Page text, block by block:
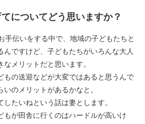
についてどう思いますか？
伝いをする中で、地域の子どもたちと
んですけど、子どもたちがいろんな大人
メリットだと思います。
もの送迎などが大変ではあると思うんで
のメリットがあるかなと。
たいねという話は妻とします。
もが田舎に行くのはハードルが高いけ